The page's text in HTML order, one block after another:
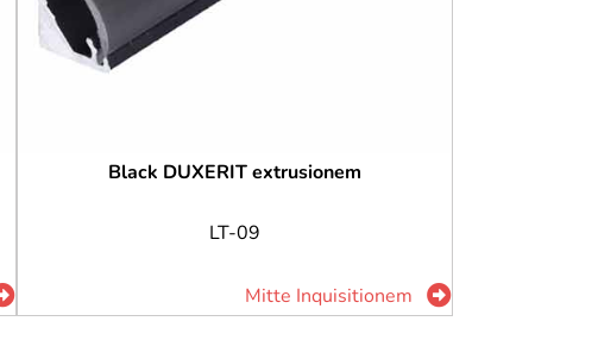
Black DUXERIT extrusionem
LT-09
Mitte Inquisitionem